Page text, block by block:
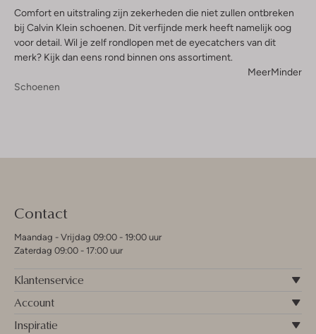
Comfort en uitstraling zijn zekerheden die niet zullen ontbreken
bij Calvin Klein schoenen. Dit verfijnde merk heeft namelijk oog
voor detail. Wil je zelf rondlopen met de eyecatchers van dit
merk? Kijk dan eens rond binnen ons assortiment.
MeerMinder
Schoenen
Contact
Maandag - Vrijdag 09:00 - 19:00 uur
Zaterdag 09:00 - 17:00 uur
Klantenservice
Account
Inspiratie